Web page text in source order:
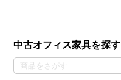
中古オフィス家具を探す